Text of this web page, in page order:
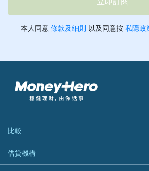
比較
私人貸款比較
稅季/稅務貸款
借貸機構